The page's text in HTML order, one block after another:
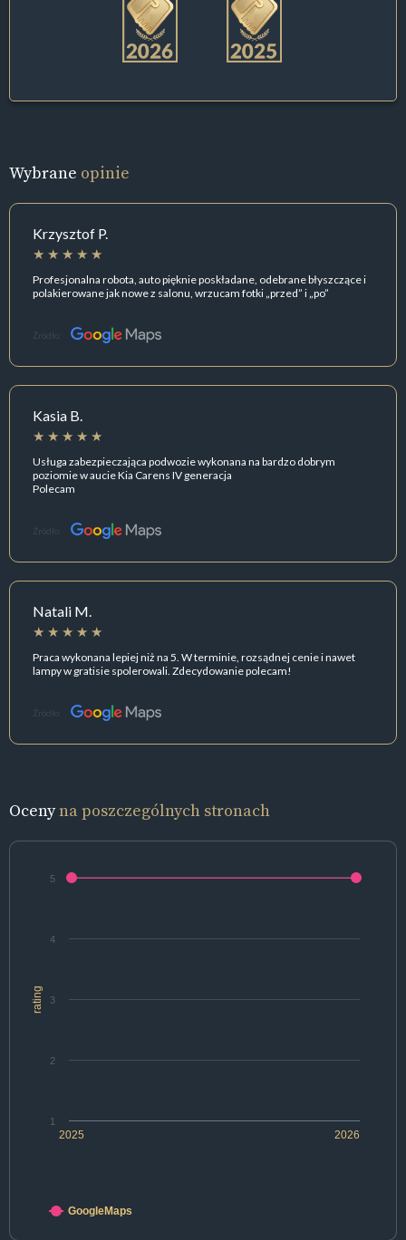
Wybrane opinie
Krzysztof P.
Profesjonalna robota, auto pięknie poskładane, odebrane błyszczące i
polakierowane jak nowe z salonu, wrzucam fotki „przed” i „po”
Źródło:
Kasia B.
Usługa zabezpieczająca podwozie wykonana na bardzo dobrym
poziomie w aucie Kia Carens IV generacja
Polecam
Źródło:
Natali M.
Praca wykonana lepiej niż na 5. W terminie, rozsądnej cenie i nawet
lampy w gratisie spolerowali. Zdecydowanie polecam!
Źródło:
Ocenyna poszczególnych stronach
rating
2025 2026
1
2
3
4
5
GoogleMaps